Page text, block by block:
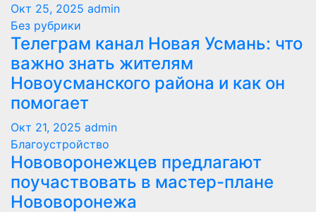
Окт 25, 2025 admin
Без рубрики
Телеграм канал Новая Усмань: что
важно знать жителям
Новоусманского района и как он
помогает
Окт 21, 2025 admin
Благоустройство
Нововоронежцев предлагают
поучаствовать в мастер-плане
Нововоронежа